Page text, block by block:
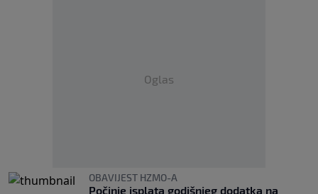
Oglas
OBAVIJEST HZMO-A
Počinje isplata godišnjeg dodatka na